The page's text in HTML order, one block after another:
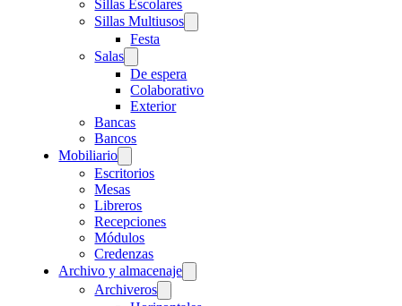
Sillas Escolares
Sillas Multiusos
Festa
Salas
De espera
Colaborativo
Exterior
Bancas
Bancos
Mobiliario
Escritorios
Mesas
Libreros
Recepciones
Módulos
Credenzas
Archivo y almacenaje
Archiveros